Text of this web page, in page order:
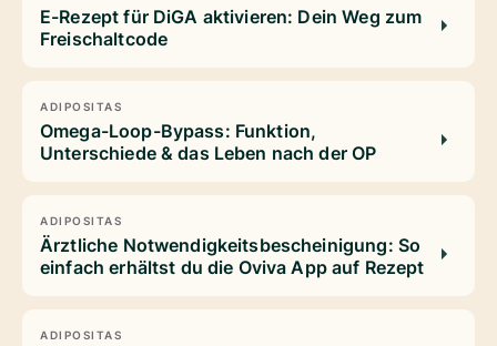
E-Rezept für DiGA aktivieren: Dein Weg zum
Freischaltcode
ADIPOSITAS
Omega-Loop-Bypass: Funktion,
Unterschiede & das Leben nach der OP
ADIPOSITAS
Ärztliche Notwendigkeitsbescheinigung: So
einfach erhältst du die Oviva App auf Rezept
ADIPOSITAS